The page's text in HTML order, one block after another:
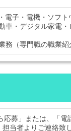
電子・電機・ソフ
車・デジタル家電・
務（専門職の職業紹
応募」または、「
担当者よりご連絡致